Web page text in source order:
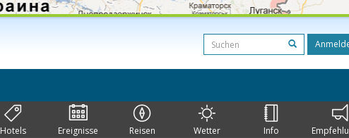
Hotels Ereignisse Reisen Wetter Info